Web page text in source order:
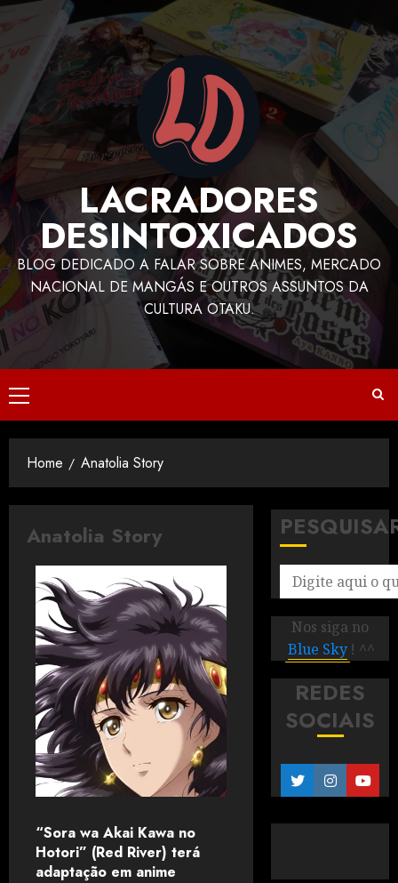
LACRADORES
DESINTOXICADOS
BLOG DEDICADO A FALAR SOBRE ANIMES, MERCADO
NACIONAL DE MANGÁS E OUTROS ASSUNTOS DA
CULTURA OTAKU.
Home Anatolia Story
Anatolia Story
“Sora wa Akai Kawa no
Hotori” (Red River) terá
adaptação em anime
Nos siga no
Blue Sky ! ^^
REDES
SOCIAIS